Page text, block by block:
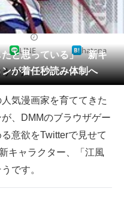
・育児
ーチ
たと思っている」 新キ
が着任秒読み体制へ
LINE hatena
です。
気漫画家を育ててきた
、DMMのブラウザゲー
意欲をTwitterで見せて
キャラクター、「江風
です。